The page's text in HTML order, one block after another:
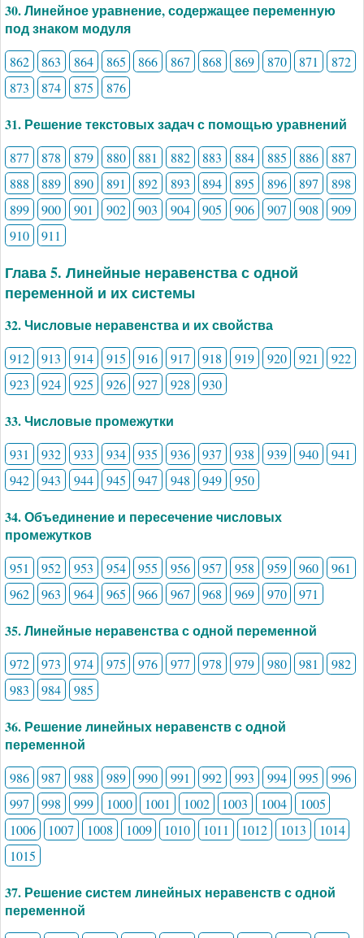
30. Линейное уравнение, содержащее переменную
под знаком модуля
862 863 864 865 866 867 868 869 870 871
872
873
874 875 876
31. Решение текстовых задач с помощью уравнений
877 878 879 880 881 882 883 884 885 886
887
888
889 890 891 892 893 894 895 896 897
898
899
900 901 902 903 904 905 906 907 908
909
910
911
Глава 5. Линейные неравенства с одной
переменной и их системы
32. Числовые неравенства и их свойства
912 913 914 915 916 917 918 919 920 921
922
923
924 925 926 927 928 930
33. Числовые промежутки
931 932 933 934 935 936 937 938 939 940
941
942
943 944 945 947 948 949 950
34. Объединение и пересечение числовых
промежутков
951 952 953 954 955 956 957 958 959 960
961
962
963 964 965 966 967 968 969 970 971
35. Линейные неравенства с одной переменной
972 973 974 975 976 977 978 979 980 981
982
983
984 985
36. Решение линейных неравенств с одной
переменной
986 987 988 989 990 991 992 993 994 995
996
997
998 999 1000 1001 1002 1003 1004
1005
1006
1007 1008 1009 1010 1011 1012 1013
1014
1015
37. Решение систем линейных неравенств с одной
переменной